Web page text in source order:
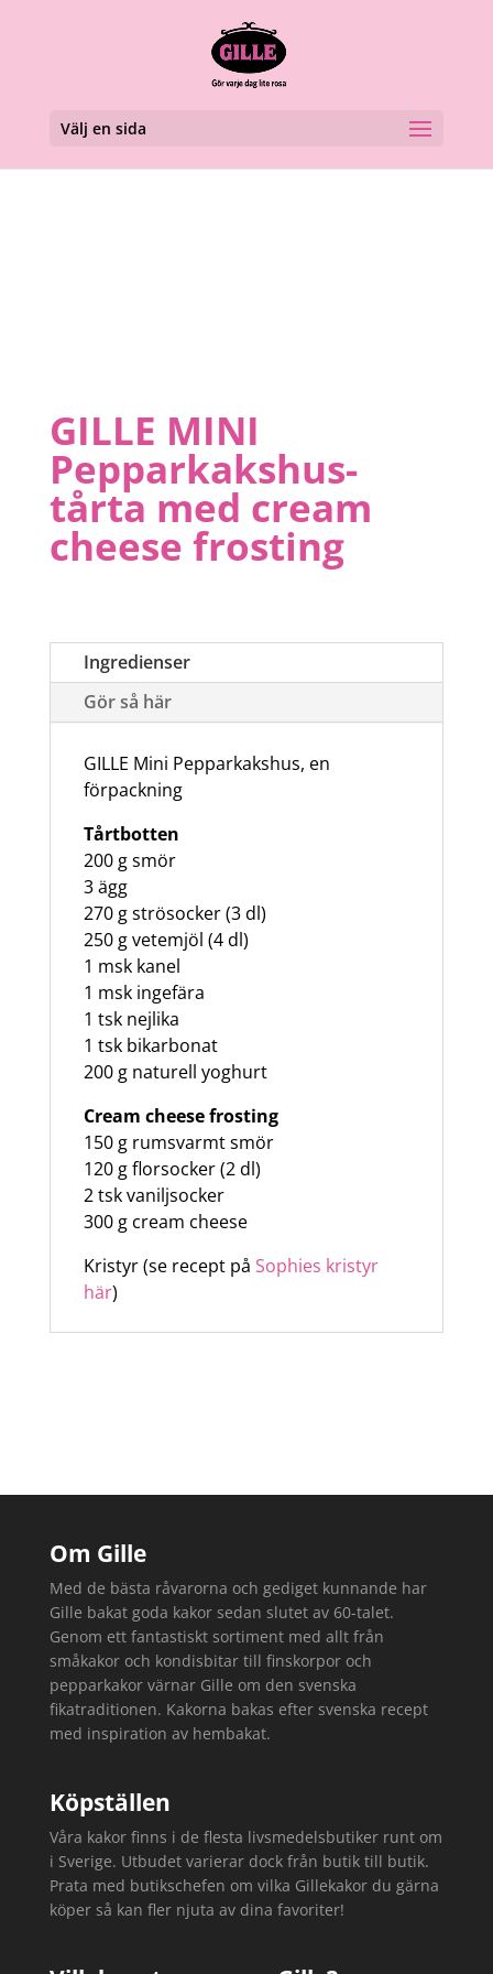
Välj en sida
GILLE MINI
Pepparkakshus-
tårta med cream
cheese frosting
Ingredienser
Gör så här
GILLE Mini Pepparkakshus, en
förpackning
Tårtbotten
200 g smör
3 ägg
270 g strösocker (3 dl)
250 g vetemjöl (4 dl)
1 msk kanel
1 msk ingefära
1 tsk nejlika
1 tsk bikarbonat
200 g naturell yoghurt
Cream cheese frosting
150 g rumsvarmt smör
120 g florsocker (2 dl)
2 tsk vaniljsocker
300 g cream cheese
Kristyr (se recept på Sophies kristyr
här)
Om Gille
Med de bästa råvarorna och gediget kunnande har
Gille bakat goda kakor sedan slutet av 60-talet.
Genom ett fantastiskt sortiment med allt från
småkakor och kondisbitar till finskorpor och
pepparkakor värnar Gille om den svenska
fikatraditionen. Kakorna bakas efter svenska recept
med inspiration av hembakat.
Köpställen
Våra kakor finns i de flesta livsmedelsbutiker runt om
i Sverige. Utbudet varierar dock från butik till butik.
Prata med butikschefen om vilka Gillekakor du gärna
köper så kan fler njuta av dina favoriter!